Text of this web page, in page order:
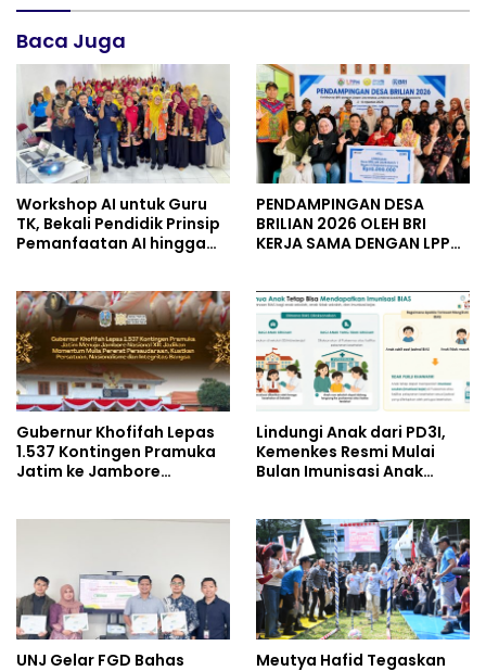
Baca Juga
Workshop AI untuk Guru
TK, Bekali Pendidik Prinsip
Pemanfaatan AI hingga
PENDAMPINGAN DESA
BRILIAN 2026 OLEH BRI
KERJA SAMA DENGAN LPPM
Gubernur Khofifah Lepas
1.537 Kontingen Pramuka
Jatim ke Jambore
Lindungi Anak dari PD3I,
Kemenkes Resmi Mulai
Bulan Imunisasi Anak
UNJ Gelar FGD Bahas
Meutya Hafid Tegaskan